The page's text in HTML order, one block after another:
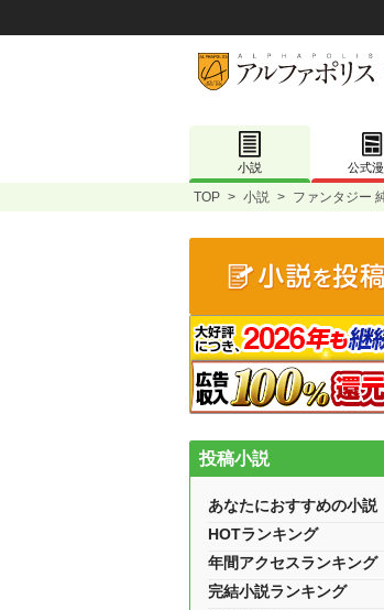
小説 公式
TOP > 小説 > ファンタジー
投稿小説
あなたにおすすめの小説
HOTランキング
年間アクセスランキング
完結小説ランキング